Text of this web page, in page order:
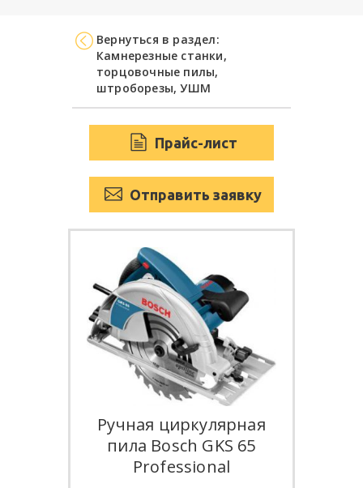
Вернуться в раздел:
Камнерезные станки,
торцовочные пилы,
штроборезы, УШМ
Прайс-лист
Отправить заявку
Ручная циркулярная
пила Bosch GKS 65
Professional